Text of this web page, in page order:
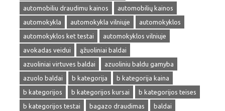
automobiliu draudimu kainos
automobilių kainos
automokykla
automokykla vilniuje
automokyklos
automokyklos ket testai
automokyklos vilniuje
avokadas veidui
ąžuoliniai baldai
azuoliniai virtuves baldai
azuoliniu baldu gamyba
azuolo baldai
b kategorija
b kategorija kaina
b kategorijos
b kategorijos kursai
b kategorijos teises
b kategorijos testai
bagazo draudimas
baldai